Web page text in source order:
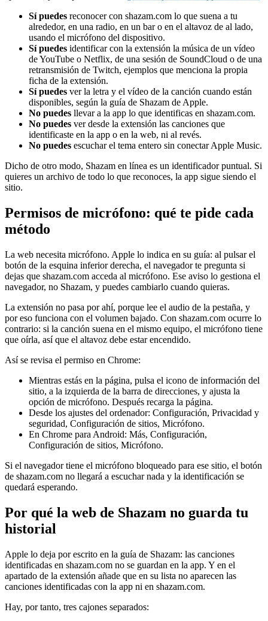
Sí puedes reconocer con shazam.com lo que suena a tu
alrededor, en una radio, en un bar o en el altavoz de al lado,
usando el micrófono del dispositivo.
Sí puedes identificar con la extensión la música de un vídeo
de YouTube o Netflix, de una sesión de SoundCloud o de una
retransmisión de Twitch, ejemplos que menciona la propia
ficha de la extensión.
Sí puedes ver la letra y el vídeo de la canción cuando están
disponibles, según la guía de Shazam de Apple.
No puedes llevar a la app lo que identificas en shazam.com.
No puedes ver desde la extensión las canciones que
identificaste en la app o en la web, ni al revés.
No puedes escuchar el tema entero sin conectar Apple Music.
Dicho de otro modo, Shazam en línea es un identificador puntual. Si
quieres un archivo de todo lo que reconoces, la app sigue siendo el
sitio.
Permisos de micrófono: qué te pide cada
método
La web necesita micrófono. Apple lo indica en su guía: al pulsar el
botón de la esquina inferior derecha, el navegador te pregunta si
dejas que shazam.com acceda al micrófono. Ese aviso lo gestiona el
navegador, no Shazam, y puedes cambiarlo cuando quieras.
La extensión no pasa por ahí, porque lee el audio de la pestaña, y
por eso funciona con el volumen bajado. Con shazam.com ocurre lo
contrario: si la canción suena en el mismo equipo, el micrófono tiene
que oírla, así que el altavoz debe estar encendido.
Así se revisa el permiso en Chrome:
Mientras estás en la página, pulsa el icono de información del
sitio, a la izquierda de la barra de direcciones, y ajusta la
opción de micrófono. Después recarga la página.
Desde los ajustes del ordenador: Configuración, Privacidad y
seguridad, Configuración de sitios, Micrófono.
En Chrome para Android: Más, Configuración,
Configuración de sitios, Micrófono.
Si el navegador tiene el micrófono bloqueado para ese sitio, el botón
de shazam.com no llegará a escuchar nada y la identificación se
quedará esperando.
Por qué la web de Shazam no guarda tu
historial
Apple lo deja por escrito en la guía de Shazam: las canciones
identificadas en shazam.com no se guardan en la app. Y en el
apartado de la extensión añade que en su lista no aparecen las
canciones identificadas con la app ni en shazam.com.
Hay, por tanto, tres cajones separados: